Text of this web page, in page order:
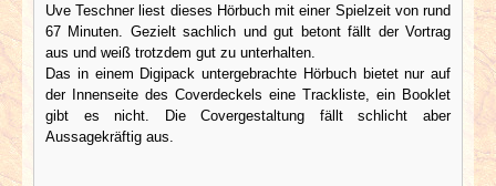
Uve Teschner liest dieses Hörbuch mit einer Spielzeit von rund
67 Minuten. Gezielt sachlich und gut betont fällt der Vortrag
aus und weiß trotzdem gut zu unterhalten.
Das in einem Digipack untergebrachte Hörbuch bietet nur auf
der Innenseite des Coverdeckels eine Trackliste, ein Booklet
gibt es nicht. Die Covergestaltung fällt schlicht aber
Aussagekräftig aus.